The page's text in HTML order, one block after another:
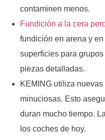
contaminen menos.
Fundición a la cera
fundición en arena y
superficies para
piezas detalladas.
KEMING utiliza
minuciosas. Esto
duran mucho tiempo.
los coches de hoy.